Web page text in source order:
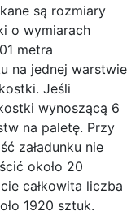
są rozmiary
o wymiarach
metra
na jednej warstwie
Jeśli
wynoszącą 6
na paletę. Przy
załadunku nie
około 20
całkowita liczba
1920 sztuk.